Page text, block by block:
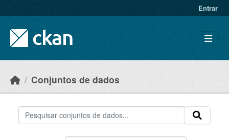
Entrar
Conjuntos de dados